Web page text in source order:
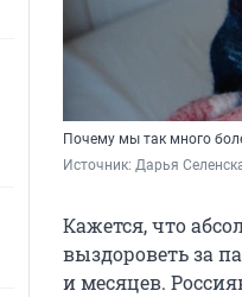
Почему мы так много
Источник: Дарья
Кажется, что
выздороветь за
и месяцев.